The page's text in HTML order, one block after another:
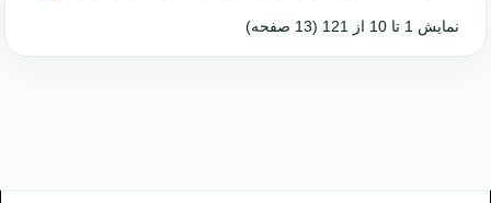
نمایش 1 تا 10 از 121 (13 صفحه)